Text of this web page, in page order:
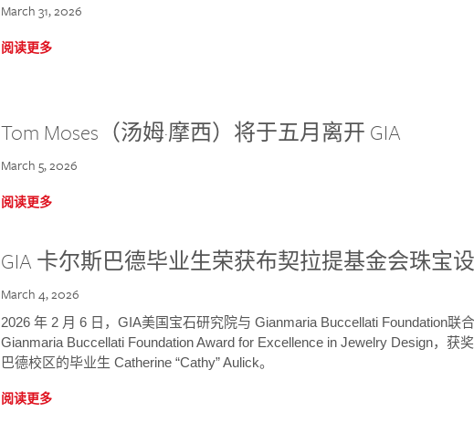
March 31, 2026
阅读更多
Tom Moses（汤姆·摩西）将于五月离开 GIA
March 5, 2026
阅读更多
GIA 卡尔斯巴德毕业生荣获布契拉提基金会珠宝
March 4, 2026
2026 年 2 月 6 日，GIA美国宝石研究院与 Gianmaria Buccellati Foundation联
Gianmaria Buccellati Foundation Award for Excellence in Jewelry Design，获
巴德校区的毕业生 Catherine “Cathy” Aulick。
阅读更多